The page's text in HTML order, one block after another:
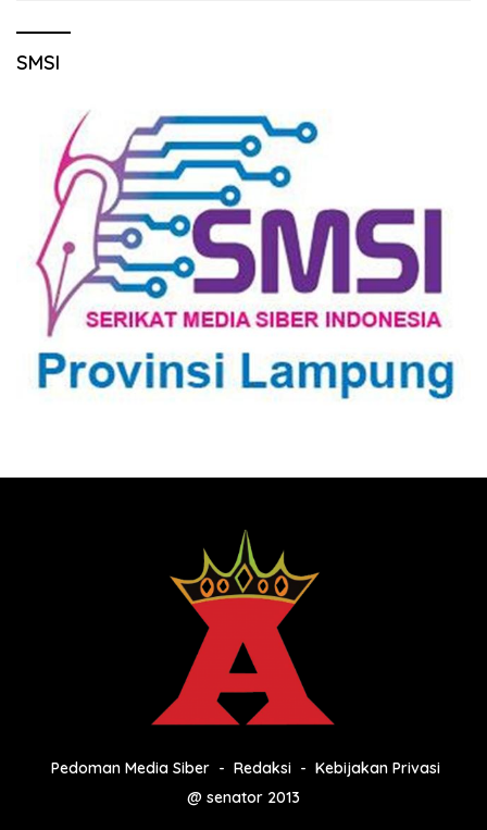
SMSI
Pedoman Media Siber Redaksi
Kebijakan Privasi
@ senator 2013